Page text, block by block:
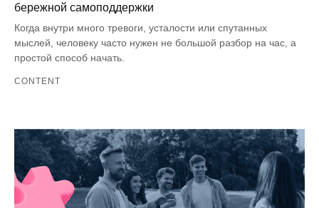
бережной самоподдержки
Когда внутри много тревоги, усталости или спутанных
мыслей, человеку часто нужен не большой разбор на час, а
простой способ начать.
CONTENT